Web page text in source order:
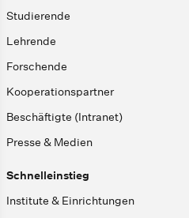
Studierende
Lehrende
Forschende
Kooperationspartner
Beschäftigte (Intranet)
Presse & Medien
Schnelleinstieg
Institute & Einrichtungen